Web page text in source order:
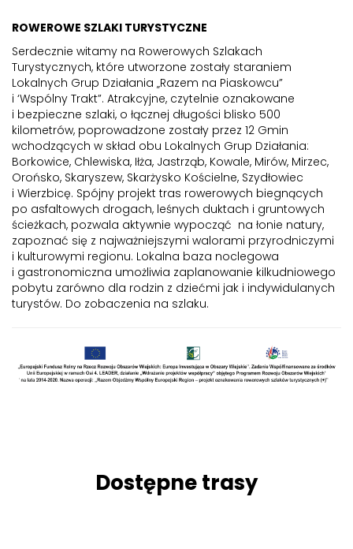
ROWEROWE SZLAKI TURYSTYCZNE
Serdecznie witamy na Rowerowych Szlakach
Turystycznych, które utworzone zostały staraniem
Lokalnych Grup Działania „Razem na Piaskowcu”
i ‘Wspólny Trakt”. Atrakcyjne, czytelnie oznakowane
i bezpieczne szlaki, o łącznej długości blisko 500
kilometrów, poprowadzone zostały przez 12 Gmin
wchodzących w skład obu Lokalnych Grup Działania:
Borkowice, Chlewiska, Iłża, Jastrząb, Kowale, Mirów, Mirzec,
Orońsko, Skaryszew, Skarżysko Kościelne, Szydłowiec
i Wierzbicę. Spójny projekt tras rowerowych biegnących
po asfaltowych drogach, leśnych duktach i gruntowych
ścieżkach, pozwala aktywnie wypocząć na łonie natury,
zapoznać się z najważniejszymi walorami przyrodniczymi
i kulturowymi regionu. Lokalna baza noclegowa
i gastronomiczna umożliwia zaplanowanie kilkudniowego
pobytu zarówno dla rodzin z dziećmi jak i indywidulanych
turystów. Do zobaczenia na szlaku.
Dostępne trasy